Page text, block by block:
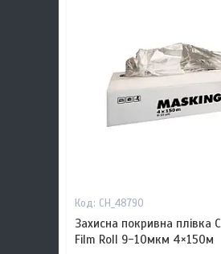
CH_48790
Захисна покривна плівка
Film Roll 9-10мкм 4×150м